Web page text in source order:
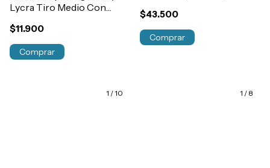
Lycra Tiro Medio Con
$11.900
Comprar
Art.7292
$43.500
Comprar
1 /10 1 / 8